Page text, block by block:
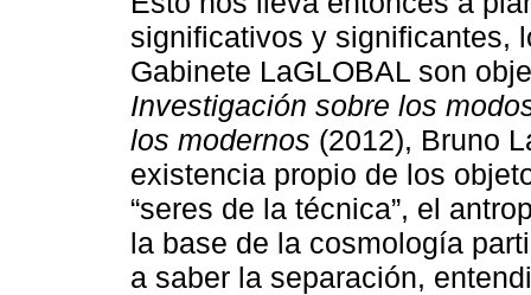
significativos y significantes,
Gabinete LaGLOBAL son
Investigación sobre los
los modernos (2012), Bruno
existencia propio de los
“seres de la técnica”, el
la base de la cosmología
a saber la separación,